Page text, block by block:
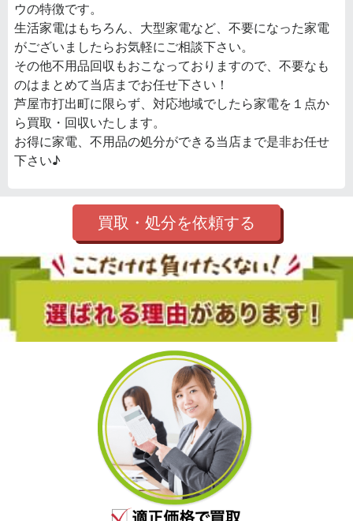
ウの特徴です。
生活家電はもちろん、大型家電など、不要になった家電
がございましたらお気軽にご相談下さい。
その他不用品回収もおこなっておりますので、不要なも
のはまとめて当店までお任せ下さい！
芦屋市打出町に限らず、対応地域でしたら家電を１点か
ら買取・回収いたします。
お得に家電、不用品の処分ができる当店まで是非お任せ
下さい♪
買取・処分を依頼する